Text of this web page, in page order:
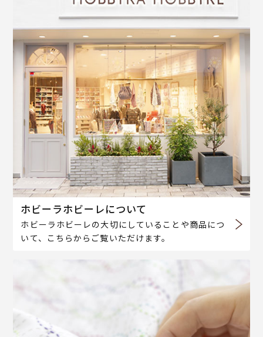
ホビーラホビーレについて
ホビーラホビーレの大切にしていることや商品につ
いて、こちらからご覧いただけます。